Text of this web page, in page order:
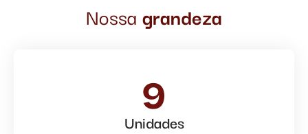
Nossa grandeza
9
Unidades